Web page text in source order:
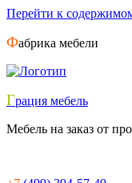
Перейти к
Фабрика мебели
Грация мебель
Мебель на заказ от